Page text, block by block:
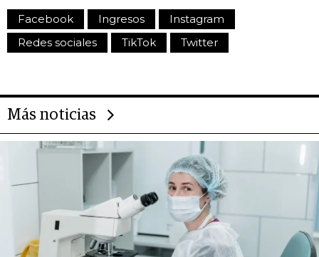
Facebook Ingresos
Instagram
Redes sociales
TikTok Twitter
Más noticias